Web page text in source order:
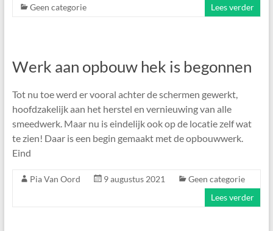
Geen categorie
Lees verder
Werk aan opbouw hek is begonnen
Tot nu toe werd er vooral achter de schermen gewerkt,
hoofdzakelijk aan het herstel en vernieuwing van alle
smeedwerk. Maar nu is eindelijk ook op de locatie zelf wat
te zien! Daar is een begin gemaakt met de opbouwwerk.
Eind
Pia Van Oord 9 augustus 2021
Geen categorie
Lees verder